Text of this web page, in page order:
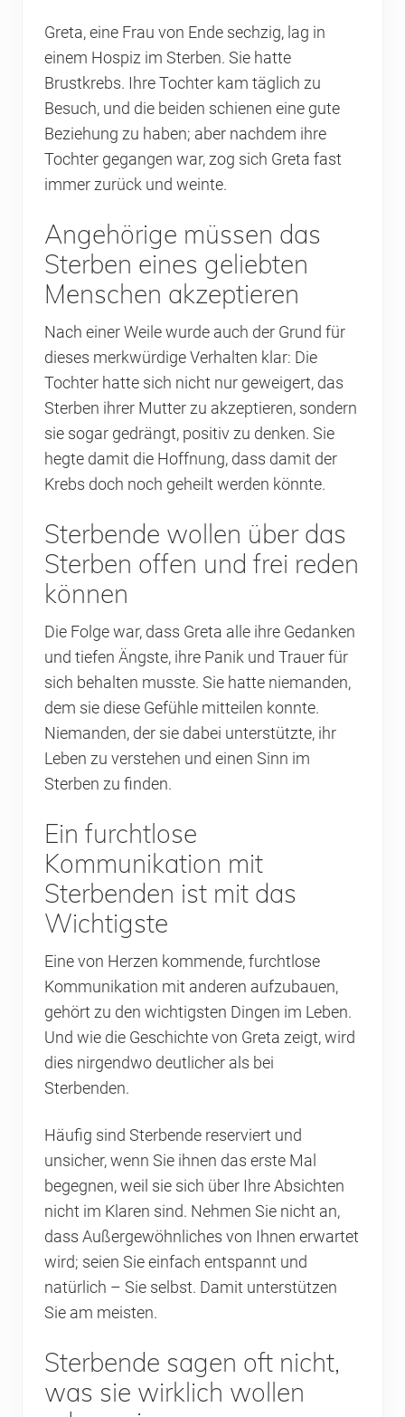
Greta, eine Frau von Ende sechzig, lag in
einem Hospiz im Sterben. Sie hatte
Brustkrebs. Ihre Tochter kam täglich zu
Besuch, und die beiden schienen eine gute
Beziehung zu haben; aber nachdem ihre
Tochter gegangen war, zog sich Greta fast
immer zurück und weinte.
Angehörige müssen das
Sterben eines geliebten
Menschen akzeptieren
Nach einer Weile wurde auch der Grund für
dieses merkwürdige Verhalten klar: Die
Tochter hatte sich nicht nur geweigert, das
Sterben ihrer Mutter zu akzeptieren, sondern
sie sogar gedrängt, positiv zu denken. Sie
hegte damit die Hoffnung, dass damit der
Krebs doch noch geheilt werden könnte.
Sterbende wollen über das
Sterben offen und frei reden
können
Die Folge war, dass Greta alle ihre Gedanken
und tiefen Ängste, ihre Panik und Trauer für
sich behalten musste. Sie hatte niemanden,
dem sie diese Gefühle mitteilen konnte.
Niemanden, der sie dabei unterstützte, ihr
Leben zu verstehen und einen Sinn im
Sterben zu finden.
Ein furchtlose
Kommunikation mit
Sterbenden ist mit das
Wichtigste
Eine von Herzen kommende, furchtlose
Kommunikation mit anderen aufzubauen,
gehört zu den wichtigsten Dingen im Leben.
Und wie die Geschichte von Greta zeigt, wird
dies nirgendwo deutlicher als bei
Sterbenden.
Häufig sind Sterbende reserviert und
unsicher, wenn Sie ihnen das erste Mal
begegnen, weil sie sich über Ihre Absichten
nicht im Klaren sind. Nehmen Sie nicht an,
dass Außergewöhnliches von Ihnen erwartet
wird; seien Sie einfach entspannt und
natürlich – Sie selbst. Damit unterstützen
Sie am meisten.
Sterbende sagen oft nicht,
was sie wirklich wollen